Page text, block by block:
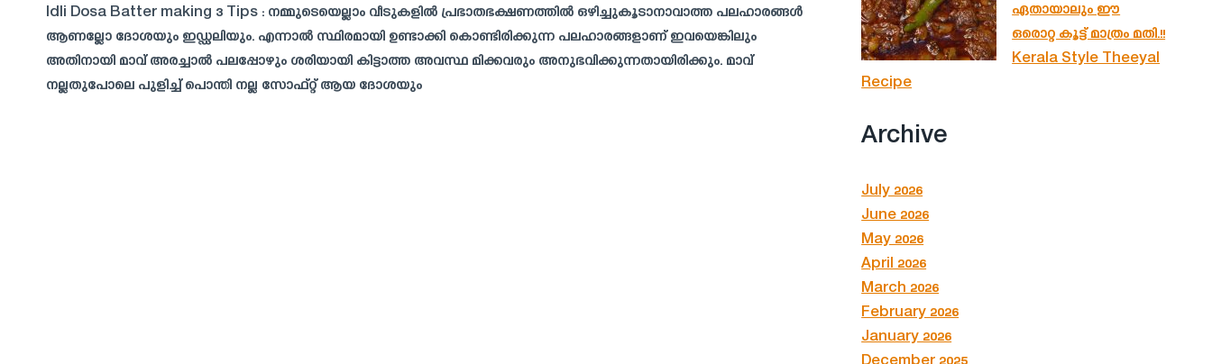
Idli Dosa Batter making 3 Tips : നമ്മുടെയെല്ലാം വീടുകളിൽ പ്രഭാതഭക്ഷണത്തിൽ ഒഴിച്ചുകൂടാനാവാത്ത പലഹാരങ്ങൾ
ആണല്ലോ ദോശയും ഇഡ്ഡലിയും. എന്നാൽ സ്ഥിരമായി ഉണ്ടാക്കി കൊണ്ടിരിക്കുന്ന പലഹാരങ്ങളാണ് ഇവയെങ്കിലും
അതിനായി മാവ് അരച്ചാൽ പലപ്പോഴും ശരിയായി കിട്ടാത്ത അവസ്ഥ മിക്കവരും അനുഭവിക്കുന്നതായിരിക്കും. മാവ്
നല്ലതുപോലെ പുളിച്ച് പൊന്തി നല്ല സോഫ്റ്റ് ആയ ദോശയും
ഏതായാലും ഈ
ഒരൊറ്റ കൂട്ട് മാത്രം മതി.!!
Kerala Style Theeyal
Recipe
Archive
July 2026
June 2026
May 2026
April 2026
March 2026
February 2026
January 2026